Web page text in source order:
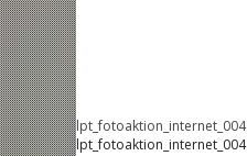
lpt_fotoaktion_internet_004
lpt_fotoaktion_internet_004